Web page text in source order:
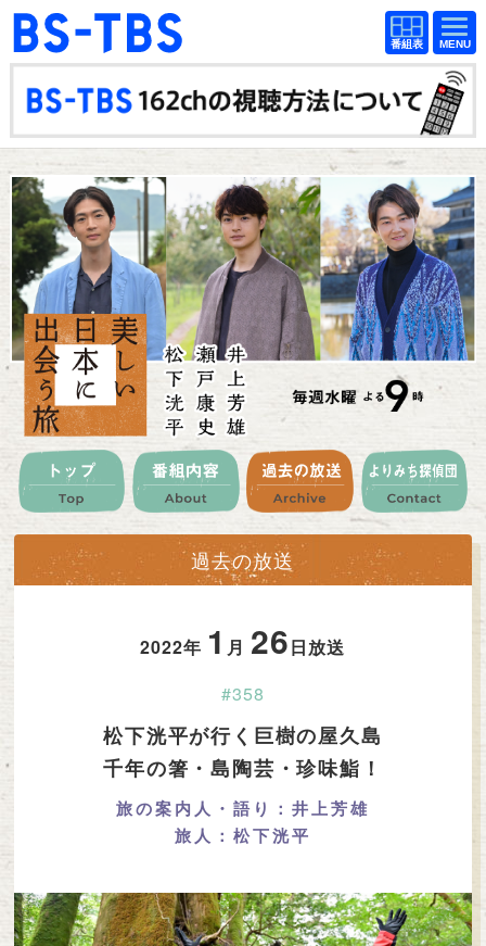
BS-TBS
番組
表
BS-TBS
番組
表
ドラマ 映画
紀行 報道
教養 スポーツ
音楽 エンタメ
アニメ ファンクラブ
検索
視聴方法 4K放送
イベント ショッピング
公式SNS プレゼント
ご意見・ご感想 会社情報
過去の放送
2022年 1 月 26日放送
#358
松下洸平が行く巨樹の屋久島
千年の箸・島陶芸・珍味鮨！
旅の案内人・語り：井上芳雄
旅人：松下洸平